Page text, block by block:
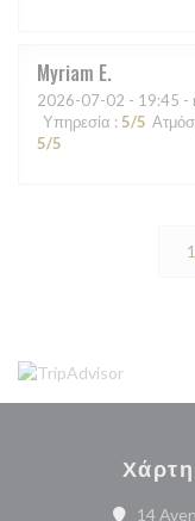
Myriam E
2026-07-02 - 19:45 -
Υπηρεσία : 5/5
5/5
1
14